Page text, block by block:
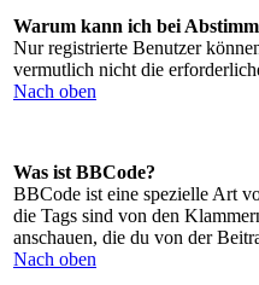
Warum kann ich bei
Nur registrierte Benutzer
vermutlich nicht die
Nach oben
Was ist BBCode?
BBCode ist eine spezielle Art
die Tags sind von den
anschauen, die du von der
Nach oben